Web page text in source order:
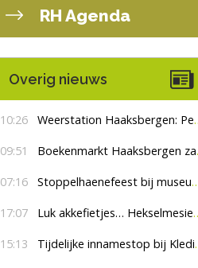
RH Agenda
Overig nieuws
10:26 Weerstation Haaksbergen: Perioden met zon en droog
09:51 Boekenmarkt Haaksbergen zaterdag 8 augustus, marktplein Haaksbergen
07:16 Stoppelhaenefeest bij museum De Lebbenbrugge
17:07 Luk akkefietjes… HekselmesienHarry
15:13 Tijdelijke innamestop bij Kledingbank Stefania